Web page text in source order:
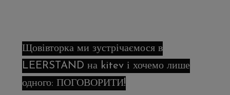
Щовівторка ми зустрічаємося в
LEERSTAND на kitev і хочемо лише
одного: ПОГОВОРИТИ!